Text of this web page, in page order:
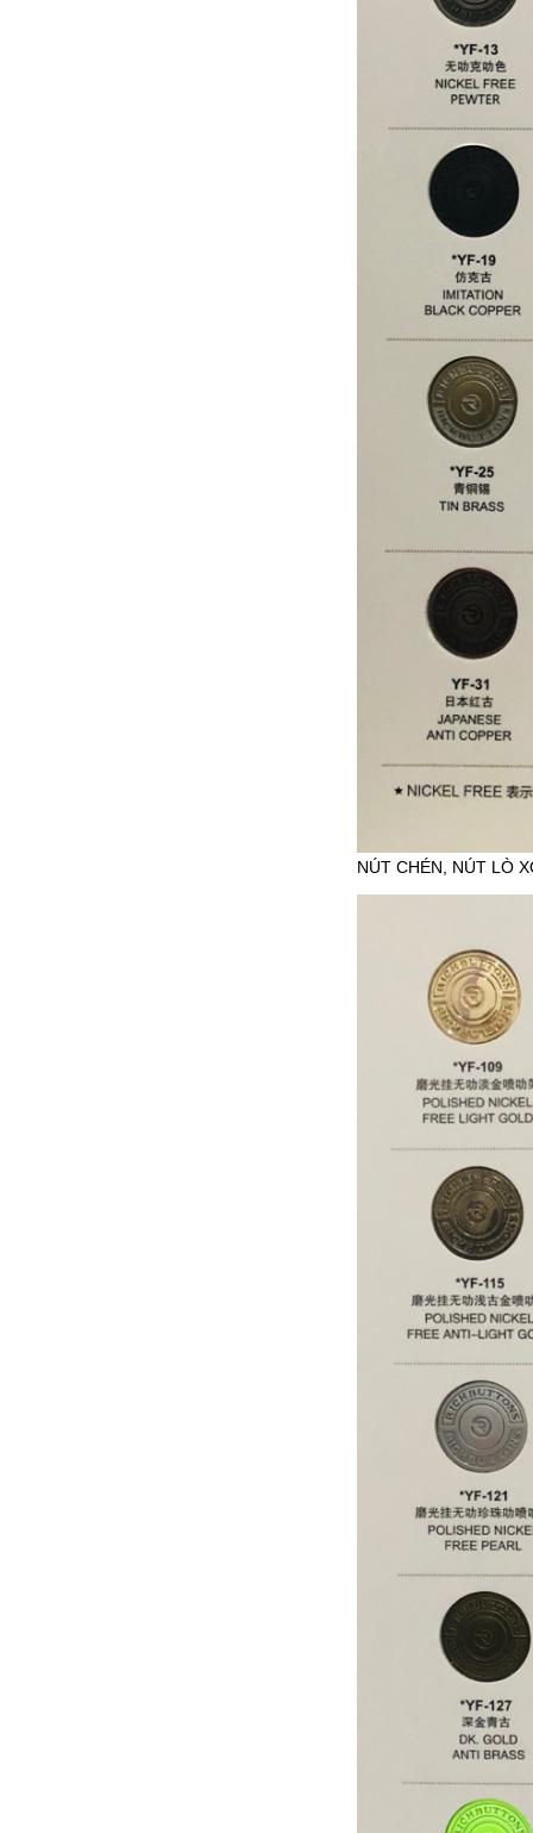
NÚT CHÉN, NÚT LÒ